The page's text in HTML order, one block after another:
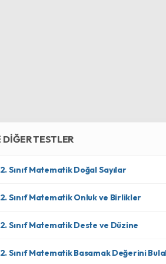
DİĞER TESTLER
2. Sınıf Matematik Doğal Sayılar
2. Sınıf Matematik Onluk ve Birlikler
2. Sınıf Matematik Deste ve Düzine
2. Sınıf Matematik Basamak Değerini